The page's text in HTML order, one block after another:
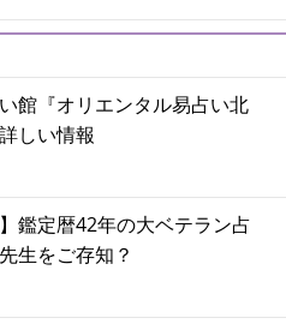
館『オリエンタル易占い北
しい情報
鑑定暦42年の大ベテラン占
生をご存知？